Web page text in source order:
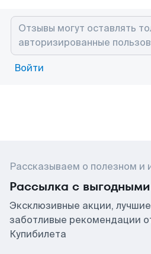
Войти
Рассказываем о полезном и
Рассылка с
Эксклюзивные акции,
заботливые рекомендации
Купибилета